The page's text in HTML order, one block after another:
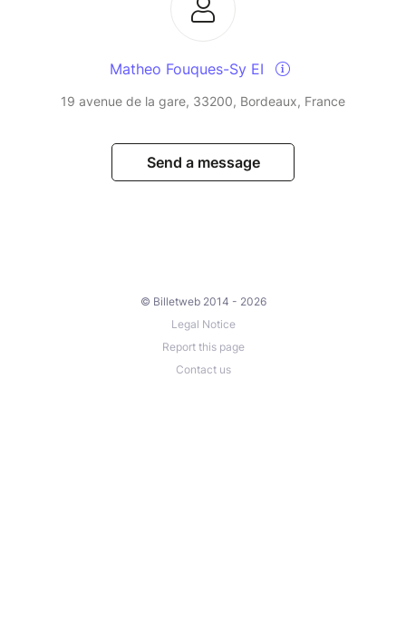
Matheo Fouques-Sy EI
19 avenue de la gare, 33200, Bordeaux, France
Send a message
© Billetweb 2014 - 2026
Legal Notice
Report this page
Contact us